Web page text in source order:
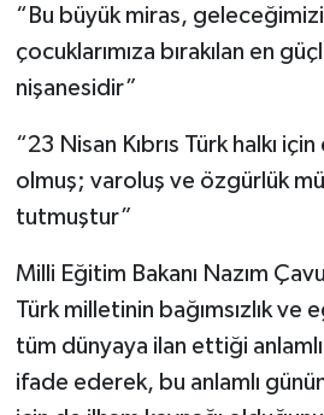
“Bu büyük miras,
çocuklarımıza bırakılan en
nişanesidir”
“23 Nisan Kıbrıs Türk halkı
olmuş; varoluş ve özgürlük
tutmuştur”
Milli Eğitim Bakanı Nazım
Türk milletinin bağımsızlık ve
tüm dünyaya ilan ettiği
ifade ederek, bu anlamlı günün